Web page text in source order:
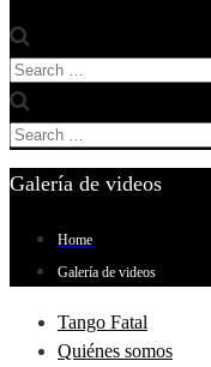
Search
for:
Search
for:
Galería de videos
Home
Galería de videos
Tango Fatal
Quiénes somos